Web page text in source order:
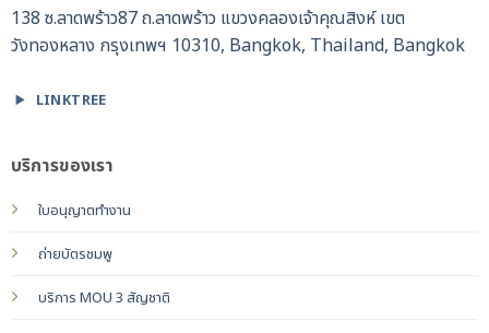
138 ซ.ลาดพร้าว87 ถ.ลาดพร้าว แขวงคลองเจ้าคุณสิงห์ เขต
วังทองหลาง กรุงเทพฯ 10310, Bangkok, Thailand, Bangkok
LINKTREE
บริการของเรา
ใบอนุญาตทำงาน
ถ่ายบัตรชมพู
บริการ MOU 3 สัญชาติ